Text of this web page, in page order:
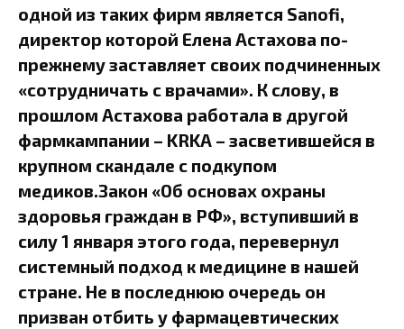
одной из таких фирм является Sanofi,
директор которой Елена Астахова по-
прежнему заставляет своих подчиненных
«сотрудничать с врачами». К слову, в
прошлом Астахова работала в другой
фармкампании – KRKA – засветившейся в
крупном скандале с подкупом
медиков.Закон «Об основах охраны
здоровья граждан в РФ», вступивший в
силу 1 января этого года, перевернул
системный подход к медицине в нашей
стране. Не в последнюю очередь он
призван отбить у фармацевтических